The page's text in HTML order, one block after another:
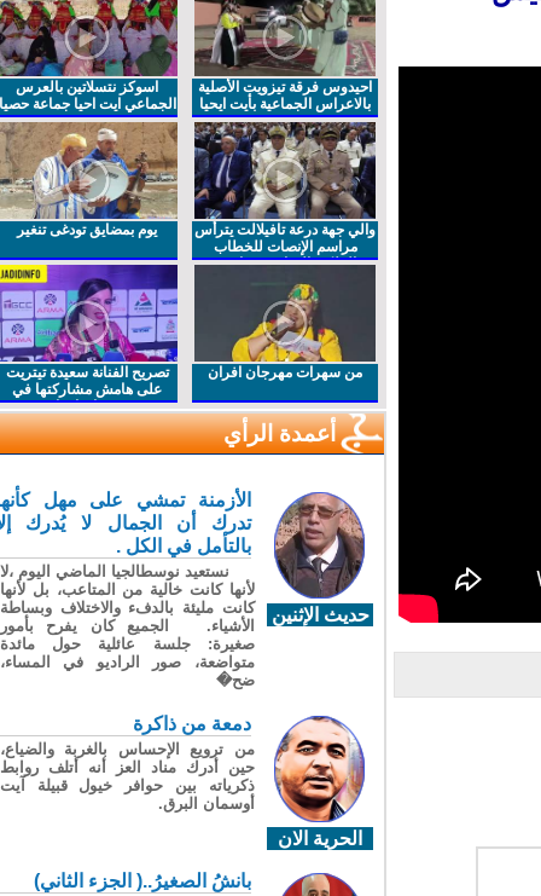
احيدوس فرقة تيزويت الأصلية
بالاعراس الجماعية بأيت ايحيا
اسوكز نتسلاتين بالعرس
الجماعي ايت احيا جماعة حصيا
والي جهة درعة تافيلالت يترأس
مراسم الإنصات للخطاب
الملكي السامي بمناسبة
يوم بمضايق تودغى تنغير
من سهرات مهرجان افران
تصريح الفنانة سعيدة تيتريت
على هامش مشاركتها في
مهرجان افران
أعمدة الرأي
حديث الإثنين
الأزمنة تمشي على مهل كأنها
تدرك أن الجمال لا يُدرك إلا
بالتأمل في الكل .
نستعيد نوسطالجيا الماضي اليوم ،لا
لأنها كانت خالية من المتاعب، بل لأنها
كانت مليئة بالدفء والاختلاف وبساطة
الأشياء. الجميع كان يفرح بأمور
صغيرة: جلسة عائلية حول مائدة
متواضعة، صور الراديو في المساء،
ضح�
الحرية الان
دمعة من ذاكرة
من ترويع الإحساس بالغربة والضياع،
حين أدرك مناد العز أنه أتلف روابط
ذكرياته بين حوافر خيول قبيلة آيت
أوسمان البرق.
بانشُ الصغيرُ..( الجزء الثاني)